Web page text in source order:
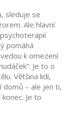
sleduje se
Ale hlavní
psychoterapií
pomáhá
k omezení
Je to o
Většina lidí,
– ale jen ti,
Je to